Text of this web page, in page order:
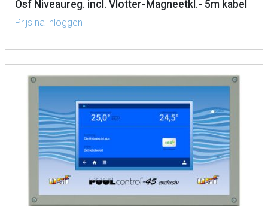
Osf Niveaureg. incl. Vlotter-Magneetkl.- 5m kabel
Prijs na inloggen